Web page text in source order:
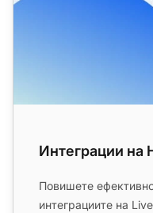
Интеграции на
Повишете
интеграциите на